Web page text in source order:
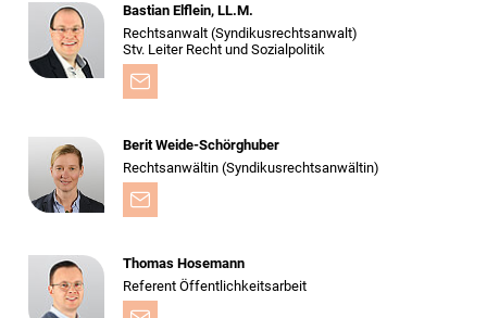
Bastian Elflein, LL.M.
Rechtsanwalt (Syndikus­rechtsanwalt)
Stv. Leiter Recht und Sozialpolitik
Berit Weide-Schörghuber
Rechtsanwältin (Syndikusrechtsanwältin)
Thomas Hosemann
Referent Öffentlichkeitsarbeit